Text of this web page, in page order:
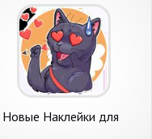
Новые Наклейки для